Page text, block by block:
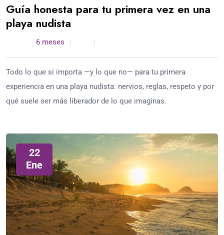
Guía honesta para tu primera vez en una
playa nudista
6 meses
Todo lo que sí importa —y lo que no— para tu primera
experiencia en una playa nudista: nervios, reglas, respeto y por
qué suele ser más liberador de lo que imaginas.
22
Ene